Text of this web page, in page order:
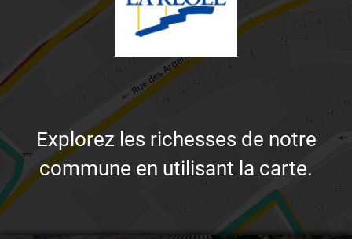
Explorez les richesses de notre
commune en utilisant la carte.